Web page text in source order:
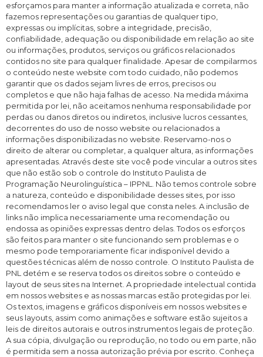
esforçamos para manter a informação atualizada e correta, não
fazemos representações ou garantias de qualquer tipo,
expressas ou implícitas, sobre a integridade, precisão,
confiabilidade, adequação ou disponibilidade em relação ao site
ou informações, produtos, serviços ou gráficos relacionados
contidos no site para qualquer finalidade. Apesar de compilarmos
o conteúdo neste website com todo cuidado, não podemos
garantir que os dados sejam livres de erros, precisos ou
completos e que não haja falhas de acesso. Na medida máxima
permitida por lei, não aceitamos nenhuma responsabilidade por
perdas ou danos diretos ou indiretos, inclusive lucros cessantes,
decorrentes do uso de nosso website ou relacionados a
informações disponibilizadas no website. Reservamo-nos o
direito de alterar ou completar, a qualquer altura, as informações
apresentadas. Através deste site você pode vincular a outros sites
que não estão sob o controle do Instituto Paulista de
Programação Neurolinguística – IPPNL. Não temos controle sobre
a natureza, conteúdo e disponibilidade desses sites, por isso
recomendamos ler o aviso legal que consta neles. A inclusão de
links não implica necessariamente uma recomendação ou
endossa as opiniões expressas dentro delas. Todos os esforços
são feitos para manter o site funcionando sem problemas e o
mesmo pode temporariamente ficar indisponível devido a
questões técnicas além de nosso controle. O Instituto Paulista de
PNL detém e se reserva todos os direitos sobre o conteúdo e
layout de seus sites na Internet. A propriedade intelectual contida
em nossos websites e as nossas marcas estão protegidas por lei.
Os textos, imagens e gráficos disponíveis em nossos websites e
seus layouts, assim como animações e software estão sujeitos a
leis de direitos autorais e outros instrumentos legais de proteção.
A sua cópia, divulgação ou reprodução, no todo ou em parte, não
é permitida sem a nossa autorização prévia por escrito. Conheça